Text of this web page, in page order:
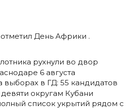
отметил День Африки .
рухнули во двор
6 августа
выборах в ГД: 55 кандидатов
округам Кубани
список укрытий рядом с